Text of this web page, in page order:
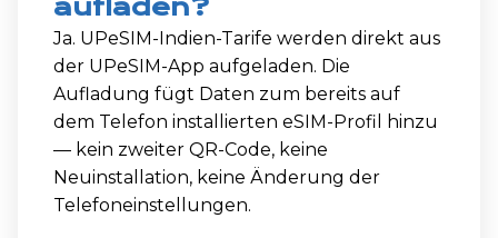
aufladen?
Ja. UPeSIM-Indien-Tarife werden direkt aus
der UPeSIM-App aufgeladen. Die
Aufladung fügt Daten zum bereits auf
dem Telefon installierten eSIM-Profil hinzu
— kein zweiter QR-Code, keine
Neuinstallation, keine Änderung der
Telefoneinstellungen.